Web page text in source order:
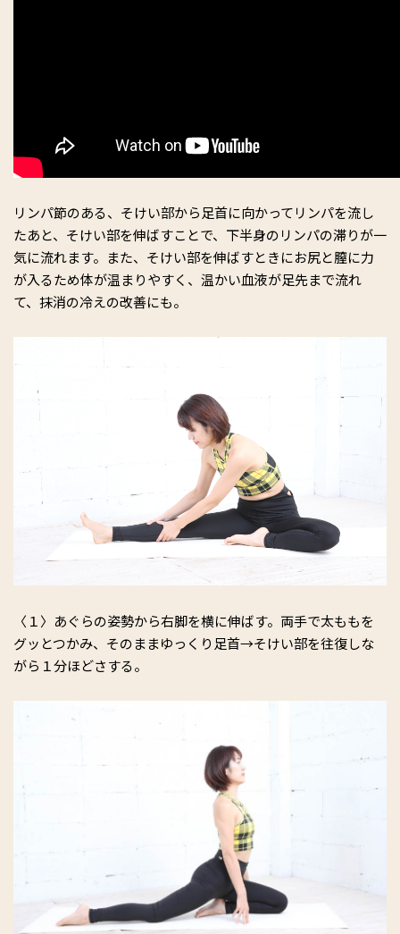
リンパ節のある、そけい部から足首に向かってリンパを流し
たあと、そけい部を伸ばすことで、下半身のリンパの滞りが一
気に流れます。また、そけい部を伸ばすときにお尻と膣に力
が入るため体が温まりやすく、温かい血液が足先まで流れ
て、抹消の冷えの改善にも。
〈１〉あぐらの姿勢から右脚を横に伸ばす。両手で太ももを
グッとつかみ、そのままゆっくり足首→そけい部を往復しな
がら１分ほどさする。